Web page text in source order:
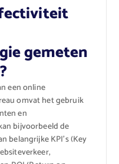
gemeten
een online
omvat het gebruik
en
bijvoorbeeld de
belangrijke KPI’s (Key